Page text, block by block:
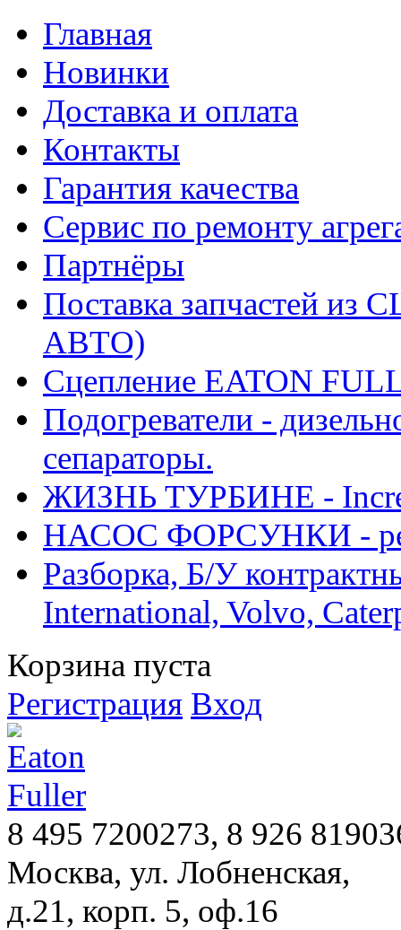
Главная
Новинки
Доставка и оплата
Контакты
Гарантия качества
Сервис по ремонту
Партнёры
Поставка запчастей
АВТО)
Сцепление EATON
Подогреватели -
сепараторы.
ЖИЗНЬ ТУРБИНЕ -
НАСОС ФОРСУНКИ -
Разборка, Б/У
International, Volvo,
Корзина пуста
Регистрация Вход
8 495 7200273, 8 926
Москва, ул. Лобненская,
д.21, корп. 5, оф.16